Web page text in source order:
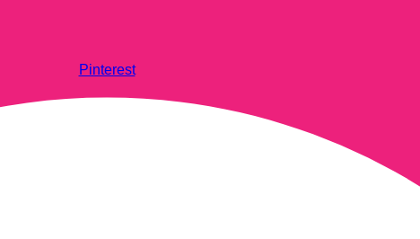
Pinterest